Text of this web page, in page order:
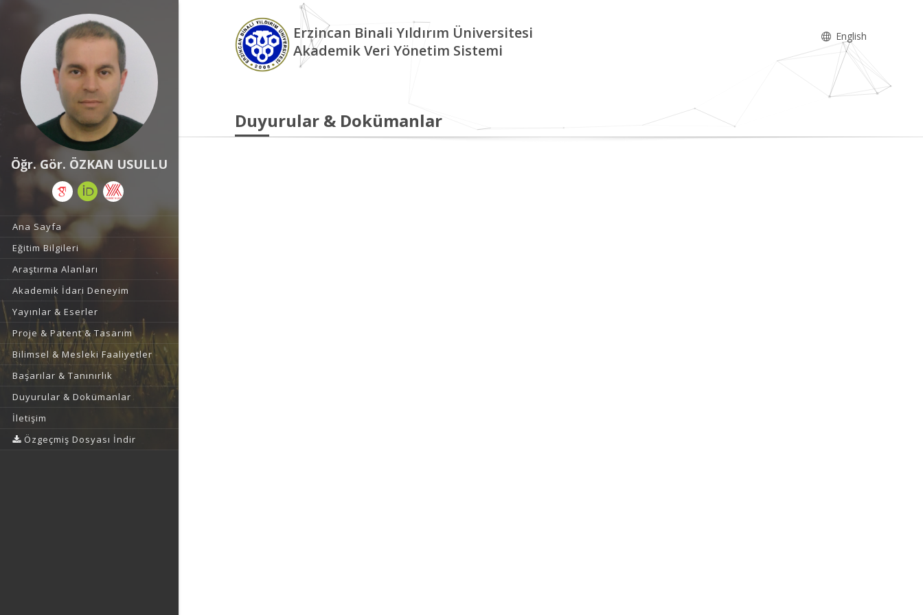
Öğr. Gör. ÖZKAN USULLU
Ana Sayfa
Eğitim Bilgileri
Araştırma Alanları
Akademik İdari Deneyim
Yayınlar & Eserler
Proje & Patent & Tasarım
Bilimsel & Mesleki Faaliyetler
Başarılar & Tanınırlık
Duyurular & Dokümanlar
İletişim
Özgeçmiş Dosyası İndir
Erzincan Binali Yıldırım Üniversitesi
Akademik Veri Yönetim Sistemi
English
Duyurular & Dokümanlar